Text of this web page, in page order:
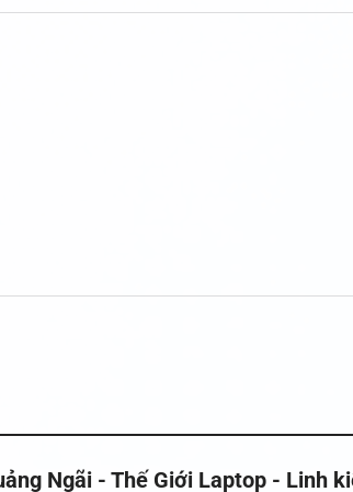
Ngãi - Thế Giới Laptop - Linh